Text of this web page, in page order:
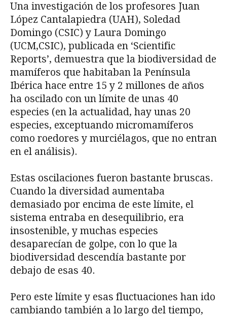
Una investigación de los profesores Juan
López Cantalapiedra (UAH), Soledad
Domingo (CSIC) y Laura Domingo
(UCM,CSIC), publicada en ‘Scientific
Reports’, demuestra que la biodiversidad de
mamíferos que habitaban la Península
Ibérica hace entre 15 y 2 millones de años
ha oscilado con un límite de unas 40
especies (en la actualidad, hay unas 20
especies, exceptuando micromamíferos
como roedores y murciélagos, que no entran
en el análisis).
Estas oscilaciones fueron bastante bruscas.
Cuando la diversidad aumentaba
demasiado por encima de este límite, el
sistema entraba en desequilibrio, era
insostenible, y muchas especies
desaparecían de golpe, con lo que la
biodiversidad descendía bastante por
debajo de esas 40.
Pero este límite y esas fluctuaciones han ido
cambiando también a lo largo del tiempo,